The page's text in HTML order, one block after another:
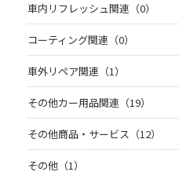
車内リフレッシュ関連（0）
コーティング関連（0）
車外リペア関連（1）
その他カー用品関連（19）
その他商品・サービス（12）
その他（1）